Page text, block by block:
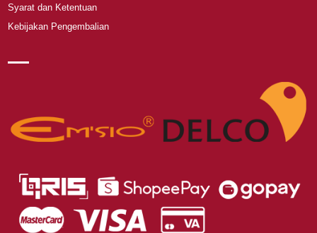
Syarat dan Ketentuan
Kebijakan Pengembalian